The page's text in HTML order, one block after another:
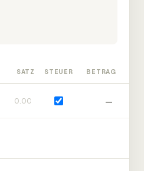
SATZ STEUER BETRAG
—